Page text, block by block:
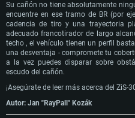
Su cañón no tiene absolutamente
encuentre en ese tramo de BR (por
cadencia de tiro y una trayectoria
adecuado francotirador de largo
techo , el vehículo tienen un perfil
una desventaja - compromete tu
a la vez puedes disparar sobre
escudo del cañón.
¡Asegúrate de leer más acerca del ZiS-
Autor: Jan "RayPall" Kozák